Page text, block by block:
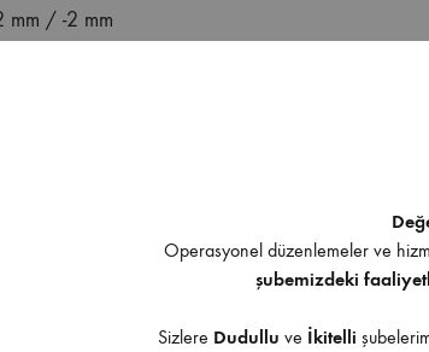
mm / -2 mm
mm / -1,5 mm
Ürüne
Operasyonel düzenlemeler ve
şubemizdeki
Sizlere Dudullu ve İkitelli